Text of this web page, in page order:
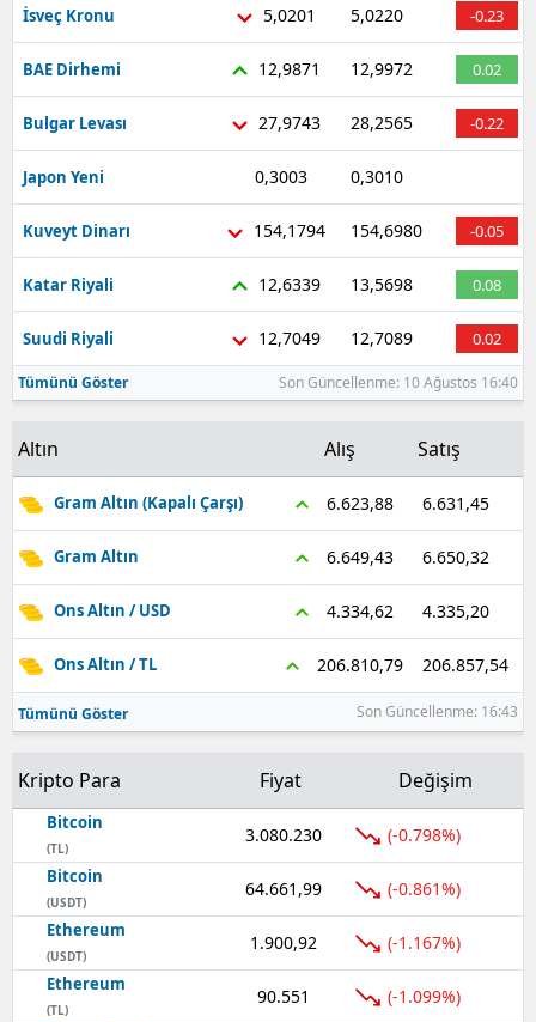
İsveç Kronu 5,0201 5,0220 -0.23
BAE Dirhemi 12,9871 12,9972 0.02
Bulgar Levası 27,9743 28,2565 -0.22
Japon Yeni 0,3003 0,3010
Kuveyt Dinarı 154,1794 154,6980 -0.05
Katar Riyali 12,6339 13,5698 0.08
Suudi Riyali 12,7049 12,7089 0.02
Tümünü Göster Son Güncellenme: 10 Ağustos 16:40
Altın Alış Satış
Gram Altın (Kapalı Çarşı) 6.623,88 6.631,45
Gram Altın 6.649,43 6.650,32
Ons Altın / USD 4.334,62 4.335,20
Ons Altın / TL 206.810,79 206.857,54
Tümünü Göster Son Güncellenme: 16:43
Kripto Para Fiyat Değişim
Bitcoin
(TL)
3.080.230 (-0.798%)
Bitcoin
(USDT)
64.661,99 (-0.861%)
Ethereum
(USDT)
1.900,92 (-1.167%)
Ethereum
(TL)
90.551 (-1.099%)